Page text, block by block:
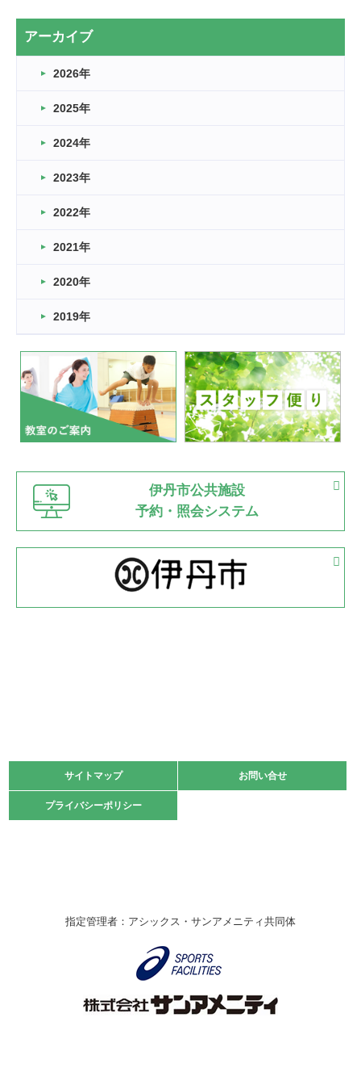
2026.03.20
なぎなた
2026.03.16
車いすバスケとRくんのお話
卒業・卒園の季節★
2026.03.11
緑ケ丘体育館
2022.11.03
緑ケ丘体育館
いたっぼーる大会☆彡
緑ケ丘体育館
2022.07.03
市内総合体育大会が開始
緑ケ丘体育館 猪名川運動広場
古池運動広場
2022.06.12
県知事杯争奪バレーボール大会が開催
緑ケ丘体育館
2022.05.05
体育協会長杯 バドミントン競技の部
2022.05.22
緑ケ丘体育館
2021.10.23
卓球選手権大会ラージボールの部開催☆
伊丹市総合体育大会 バレーボール大会が開催されました
なわとびイベントを開催しました！
アーカイブ
2026年
2025年
2024年
2023年
2022年
2021年
2020年
2019年
伊丹市公共施設
予約・照会システム
サイトマップ お問い合せ
プライバシーポリシー
サイトマップ お問い合せ
プライバシーポリシー
指定管理者：アシックス・サンアメニティ共同体